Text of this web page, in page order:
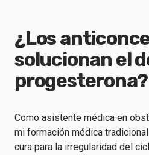
¿Los
solucionan el
progesterona?
Como asistente médica en
mi formación médica
cura para la irregularidad del